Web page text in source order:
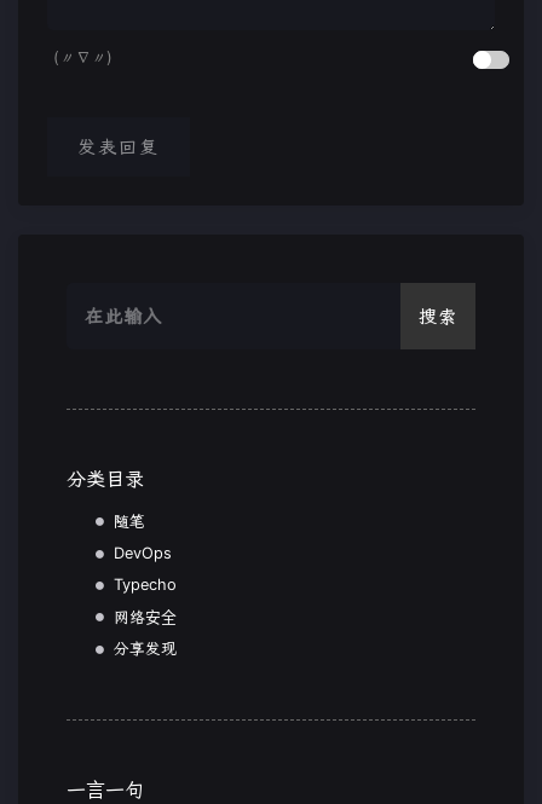
(〃∇〃)
发表回复
搜索
分类目录
随笔
DevOps
Typecho
网络安全
分享发现
一言一句